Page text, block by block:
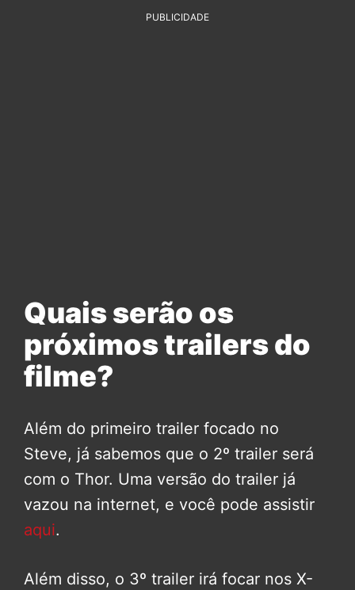
PUBLICIDADE
Quais serão os
próximos trailers do
filme?
Além do primeiro trailer focado no
Steve, já sabemos que o 2º trailer será
com o Thor. Uma versão do trailer já
vazou na internet, e você pode assistir
aqui.
Além disso, o 3º trailer irá focar nos X-